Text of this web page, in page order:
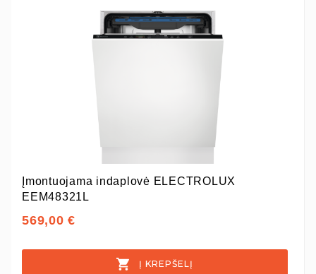
Įmontuojama indaplovė ELECTROLUX
EEM48321L
569,00 €
Į KREPŠELĮ